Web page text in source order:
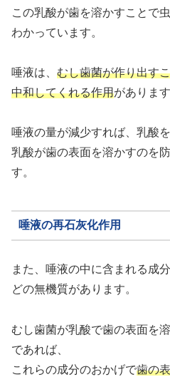
この乳酸が歯を溶かすことで
わかっています。
唾液は、 むし歯菌が作り出す
中和してくれる作用があります
唾液の量が減少すれば、乳酸
乳酸が歯の表面を溶かすのを
す。
唾液の再石灰化作用
また、唾液の中に含まれる成
どの無機質があります。
むし歯菌が乳酸で歯の表面を
であれば、
これらの成分のおかげで歯の